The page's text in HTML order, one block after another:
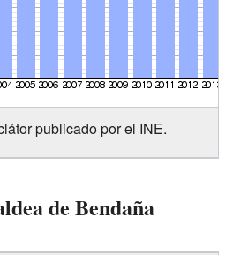
publicado por el INE.
de Bendaña